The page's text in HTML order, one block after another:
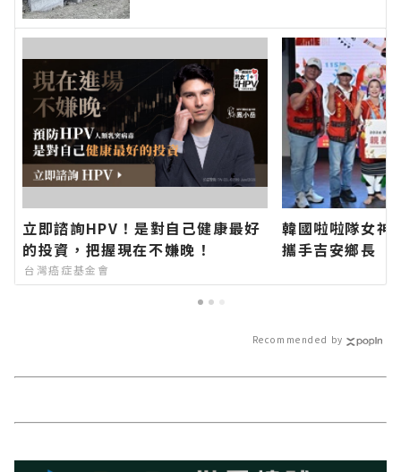
立即諮詢HPV！是對自己健康最好
的投資，把握現在不嫌晚！
台灣癌症基金會
韓國啦啦隊女神
攜手吉安鄉長
族聯合豐年節∣
導 最新的在地
Recommended by